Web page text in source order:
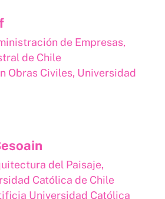
de Empresas,
de Chile
Obras Civiles, Universidad
del Paisaje,
Católica de Chile
Universidad Católica